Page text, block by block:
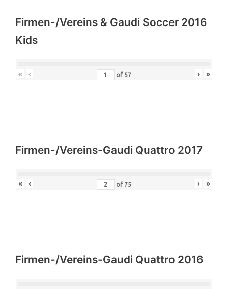
Firmen-/Vereins & Gaudi Soccer 2016
Kids
« ‹ of 57 › »
Firmen-/Vereins-Gaudi Quattro 2017
« ‹ of 75 › »
Firmen-/Vereins-Gaudi Quattro 2016